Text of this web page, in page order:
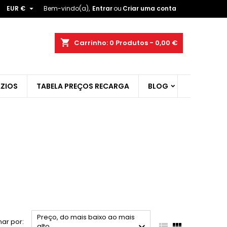
Bem-vindo(a), Entrarou Criar uma conta
EUR € 
shopping_cart Carrinho: 0 Produtos - 0,00 €
TABELA PREÇOS RECARGA BLOG
por:
Preço, do mais baixo ao mais